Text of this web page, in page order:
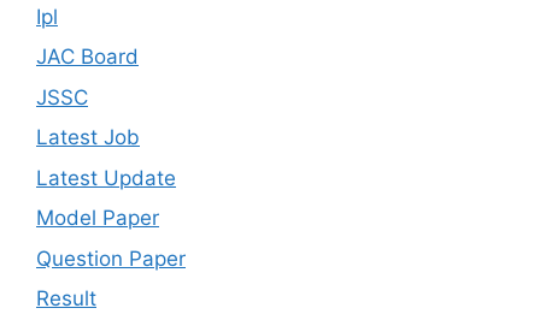
Ipl
JAC Board
JSSC
Latest Job
Latest Update
Model Paper
Question Paper
Result